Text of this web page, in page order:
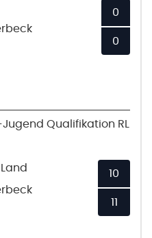
0
0
Qualifikation RL
10
11